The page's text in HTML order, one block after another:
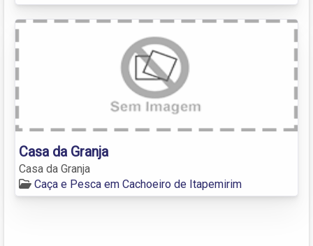
Casa da Granja
Casa da Granja
Caça e Pesca em Cachoeiro de Itapemirim